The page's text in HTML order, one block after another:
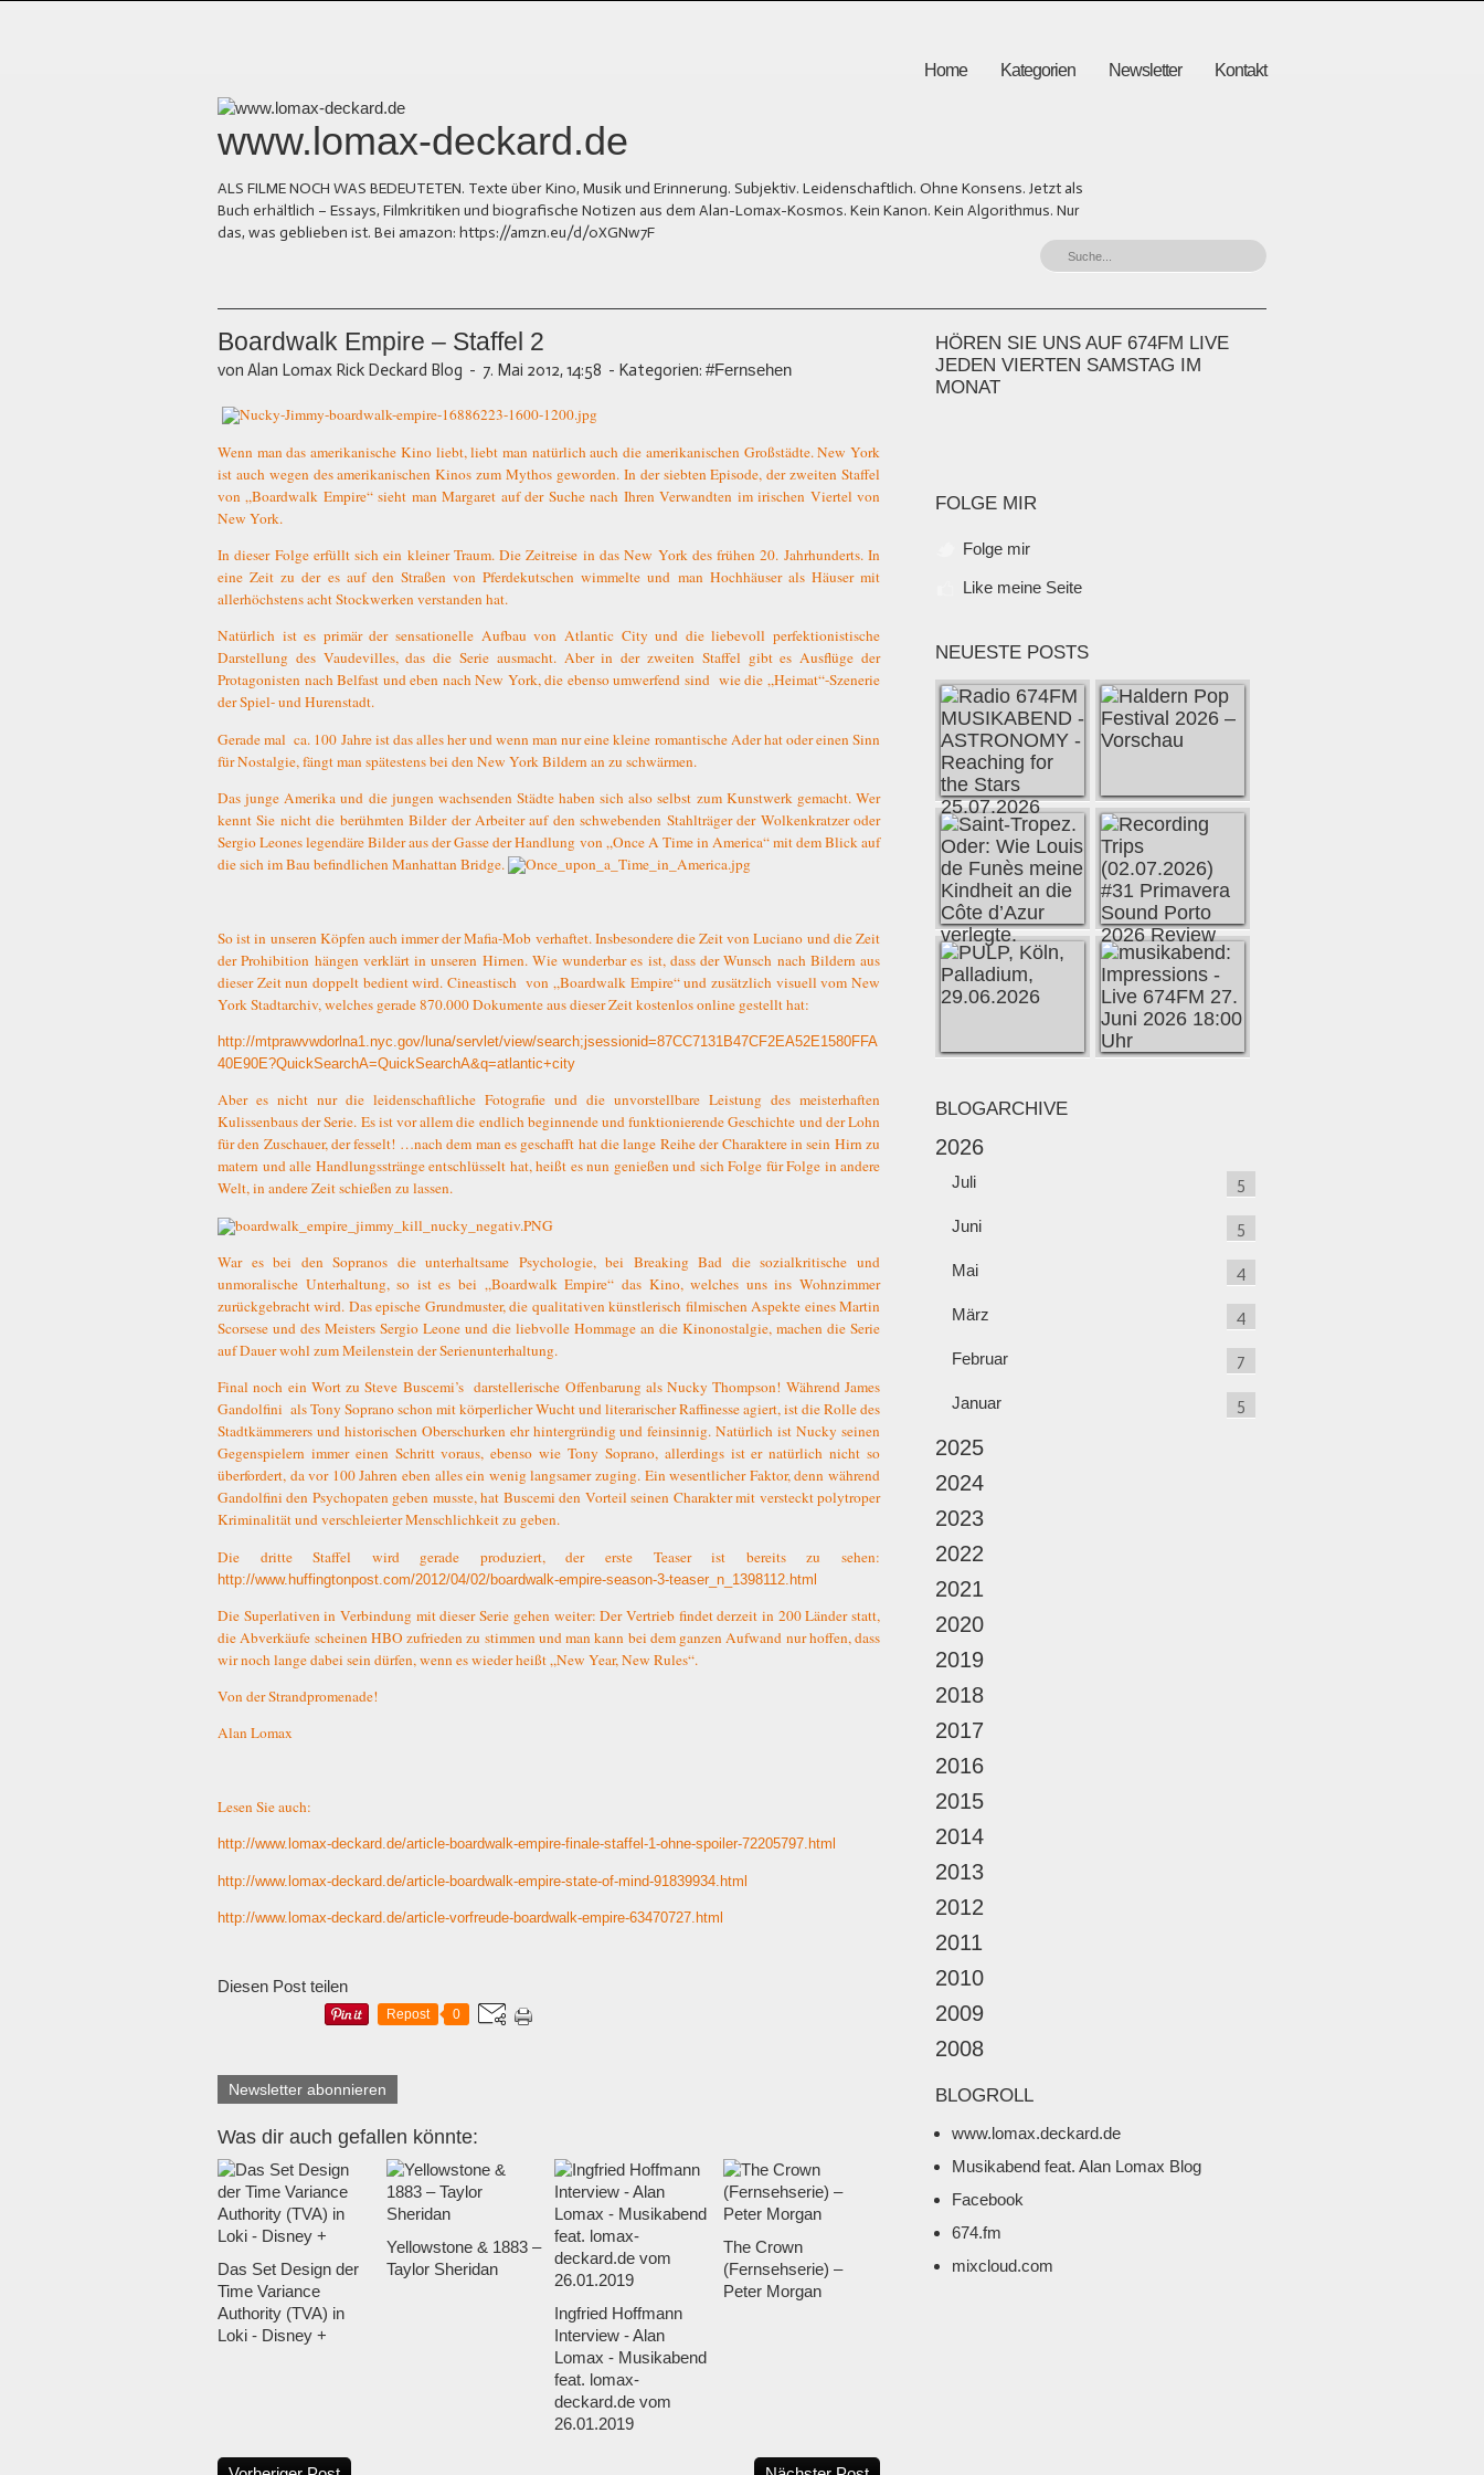
Home Kategorien Newsletter Kontakt
www.lomax-deckard.de
ALS FILME NOCH WAS BEDEUTETEN. Texte über Kino, Musik und Erinnerung. Subjektiv. Leidenschaftlich. Ohne Konsens. Jetzt als
Buch erhältlich – Essays, Filmkritiken und biografische Notizen aus dem Alan-Lomax-Kosmos. Kein Kanon. Kein Algorithmus. Nur
das, was geblieben ist. Bei amazon: https://amzn.eu/d/0XGNw7F
Boardwalk Empire – Staffel 2
von Alan Lomax Rick Deckard Blog - 7. Mai 2012, 14:58 - Kategorien: #Fernsehen
Wenn man das amerikanische Kino liebt, liebt man natürlich auch die amerikanischen Großstädte. New York
ist auch wegen des amerikanischen Kinos zum Mythos geworden. In der siebten Episode, der zweiten Staffel
von „Boardwalk Empire“ sieht man Margaret auf der Suche nach Ihren Verwandten im irischen Viertel von
New York.
In dieser Folge erfüllt sich ein kleiner Traum. Die Zeitreise in das New York des frühen 20. Jahrhunderts. In
eine Zeit zu der es auf den Straßen von Pferdekutschen wimmelte und man Hochhäuser als Häuser mit
allerhöchstens acht Stockwerken verstanden hat.
Natürlich ist es primär der sensationelle Aufbau von Atlantic City und die liebevoll perfektionistische
Darstellung des Vaudevilles, das die Serie ausmacht. Aber in der zweiten Staffel gibt es Ausflüge der
Protagonisten nach Belfast und eben nach New York, die ebenso umwerfend sind wie die „Heimat“-Szenerie
der Spiel- und Hurenstadt.
Gerade mal ca. 100 Jahre ist das alles her und wenn man nur eine kleine romantische Ader hat oder einen Sinn
für Nostalgie, fängt man spätestens bei den New York Bildern an zu schwärmen.
Das junge Amerika und die jungen wachsenden Städte haben sich also selbst zum Kunstwerk gemacht. Wer
kennt Sie nicht die berühmten Bilder der Arbeiter auf den schwebenden Stahlträger der Wolkenkratzer oder
Sergio Leones legendäre Bilder aus der Gasse der Handlung von „Once A Time in America“ mit dem Blick auf
die sich im Bau befindlichen Manhattan Bridge.
So ist in unseren Köpfen auch immer der Mafia-Mob verhaftet. Insbesondere die Zeit von Luciano und die Zeit
der Prohibition hängen verklärt in unseren Hirnen. Wie wunderbar es ist, dass der Wunsch nach Bildern aus
dieser Zeit nun doppelt bedient wird. Cineastisch von „Boardwalk Empire“ und zusätzlich visuell vom New
York Stadtarchiv, welches gerade 870.000 Dokumente aus dieser Zeit kostenlos online gestellt hat:
http://mtprawvwdorlna1.nyc.gov/luna/servlet/view/search;jsessionid=87CC7131B47CF2EA52E1580FFA
40E90E?QuickSearchA=QuickSearchA&q=atlantic+city
Aber es nicht nur die leidenschaftliche Fotografie und die unvorstellbare Leistung des meisterhaften
Kulissenbaus der Serie. Es ist vor allem die endlich beginnende und funktionierende Geschichte und der Lohn
für den Zuschauer, der fesselt! …nach dem man es geschafft hat die lange Reihe der Charaktere in sein Hirn zu
matern und alle Handlungsstränge entschlüsselt hat, heißt es nun genießen und sich Folge für Folge in andere
Welt, in andere Zeit schießen zu lassen.
War es bei den Sopranos die unterhaltsame Psychologie, bei Breaking Bad die sozialkritische und
unmoralische Unterhaltung, so ist es bei „Boardwalk Empire“ das Kino, welches uns ins Wohnzimmer
zurückgebracht wird. Das epische Grundmuster, die qualitativen künstlerisch filmischen Aspekte eines Martin
Scorsese und des Meisters Sergio Leone und die liebvolle Hommage an die Kinonostalgie, machen die Serie
auf Dauer wohl zum Meilenstein der Serienunterhaltung.
Final noch ein Wort zu Steve Buscemi’s darstellerische Offenbarung als Nucky Thompson! Während James
Gandolfini als Tony Soprano schon mit körperlicher Wucht und literarischer Raffinesse agiert, ist die Rolle des
Stadtkämmerers und historischen Oberschurken ehr hintergründig und feinsinnig. Natürlich ist Nucky seinen
Gegenspielern immer einen Schritt voraus, ebenso wie Tony Soprano, allerdings ist er natürlich nicht so
überfordert, da vor 100 Jahren eben alles ein wenig langsamer zuging. Ein wesentlicher Faktor, denn während
Gandolfini den Psychopaten geben musste, hat Buscemi den Vorteil seinen Charakter mit versteckt polytroper
Kriminalität und verschleierter Menschlichkeit zu geben.
Die dritte Staffel wird gerade produziert, der erste Teaser ist bereits zu sehen:
http://www.huffingtonpost.com/2012/04/02/boardwalk-empire-season-3-teaser_n_1398112.html
Die Superlativen in Verbindung mit dieser Serie gehen weiter: Der Vertrieb findet derzeit in 200 Länder statt,
die Abverkäufe scheinen HBO zufrieden zu stimmen und man kann bei dem ganzen Aufwand nur hoffen, dass
wir noch lange dabei sein dürfen, wenn es wieder heißt „New Year, New Rules“.
Von der Strandpromenade!
Alan Lomax
Lesen Sie auch:
http://www.lomax-deckard.de/article-boardwalk-empire-finale-staffel-1-ohne-spoiler-72205797.html
http://www.lomax-deckard.de/article-boardwalk-empire-state-of-mind-91839934.html
http://www.lomax-deckard.de/article-vorfreude-boardwalk-empire-63470727.html
Diesen Post teilen
Repost 0
Newsletter abonnieren
Was dir auch gefallen könnte:
Das Set Design der
Time Variance
Authority (TVA) in
Loki - Disney +
Yellowstone & 1883 –
Taylor Sheridan
Ingfried Hoffmann
Interview - Alan
Lomax - Musikabend
feat. lomax-
deckard.de vom
26.01.2019
The Crown
(Fernsehserie) –
Peter Morgan
HÖREN SIE UNS AUF 674FM LIVE
JEDEN VIERTEN SAMSTAG IM
MONAT
FOLGE MIR
Folge mir
Like meine Seite
NEUESTE POSTS
BLOGARCHIVE
2026
Juli 5
Juni 5
Mai 4
März 4
Februar 7
Januar 5
2025
2024
2023
2022
2021
2020
2019
2018
2017
2016
2015
2014
2013
2012
2011
2010
2009
2008
BLOGROLL
www.lomax.deckard.de
Musikabend feat. Alan Lomax Blog
Facebook
674.fm
mixcloud.com